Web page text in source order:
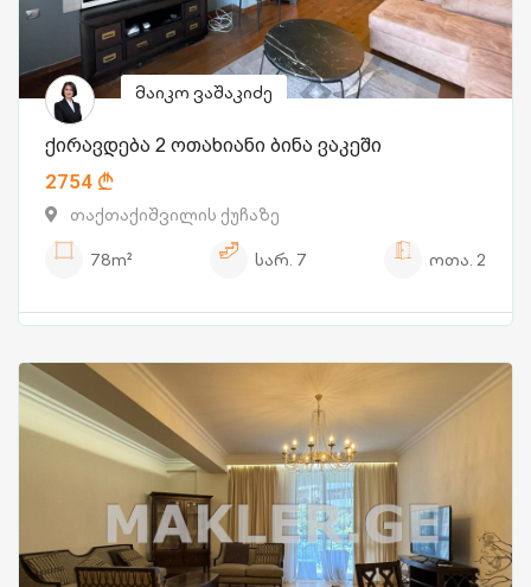
მაიკო ვაშაკიძე
ქირავდება 2 ოთახიანი ბინა ვაკეში
2754
თაქთაქიშვილის ქუჩაზე
78m²
სარ. 7 ოთა. 2